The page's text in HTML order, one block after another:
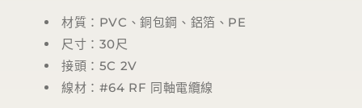
材質：PVC、銅包鋼、鋁箔、PE
尺寸：30尺
接頭：5C 2V
線材：#64 RF 同軸電纜線